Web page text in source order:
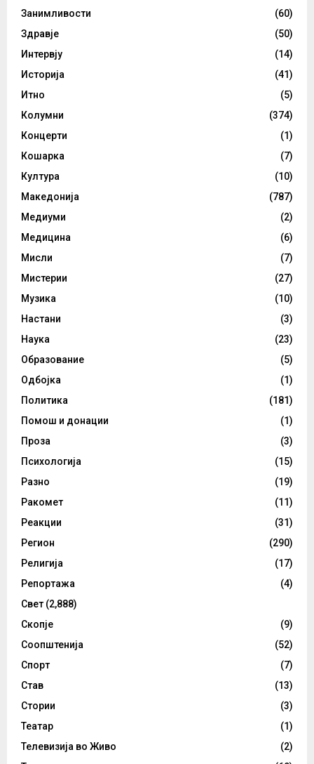
Занимливости
(60)
Здравје
(50)
Интервју
(14)
Историја
(41)
Итно
(5)
Колумни
(374)
Концерти
(1)
Кошарка
(7)
Култура
(10)
Македонија
(787)
Медиуми
(2)
Медицина
(6)
Мисли
(7)
Мистерии
(27)
Музика
(10)
Настани
(3)
Наука
(23)
Образование
(5)
Одбојка
(1)
Политика
(181)
Помош и донации
(1)
Проза
(3)
Психологија
(15)
Разно
(19)
Ракомет
(11)
Реакции
(31)
Регион
(290)
Религија
(17)
Репортажа
(4)
Свет (2,888)
Скопје
(9)
Соопштенија
(52)
Спорт
(7)
Став
(13)
Стории
(3)
Театар
(1)
Телевизија во Живо
(2)